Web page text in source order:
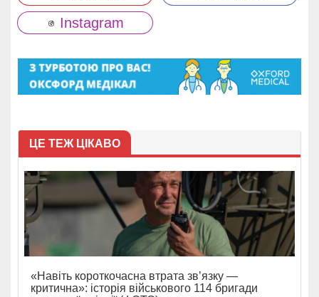
Instagram
ЦЕ ТЕЖ ЦІКАВО
«Навіть короткочасна втрата зв’язку —
критична»: історія військового 114 бригади